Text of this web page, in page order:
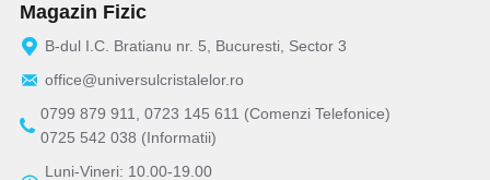
Magazin Fizic
B-dul I.C. Bratianu nr. 5, Bucuresti, Sector 3
office@universulcristalelor.ro
0799 879 911, 0723 145 611 (Comenzi Telefonice)
0725 542 038 (Informatii)
Luni-Vineri: 10.00-19.00